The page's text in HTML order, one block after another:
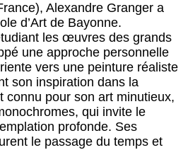
Alexandre Granger a
d’Art de Bayonne.
les œuvres des grands
une approche personnelle
vers une peinture réaliste
son inspiration dans la
connu pour son art minutieux,
qui invite le
profonde. Ses
le passage du temps et